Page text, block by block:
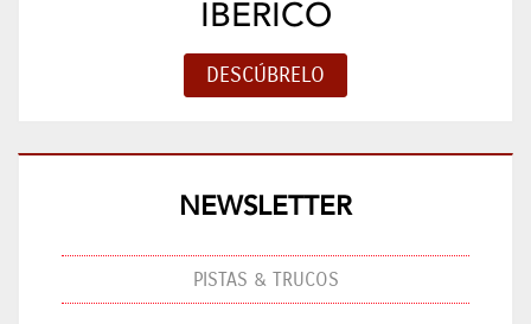
IBERICO
NEWSLETTER
PISTAS & TRUCOS